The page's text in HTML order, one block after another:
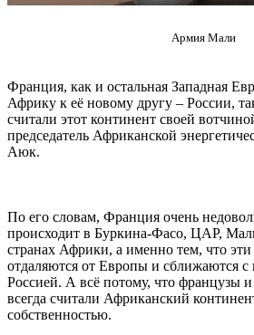
Армия Мали
Франция, как и остальная Западная
Африку к её новому другу – России,
считали этот континент своей
председатель Африканской
Аюк.
По его словам, Франция очень
происходит в Буркина-Фасо, ЦАР,
странах Африки, а именно тем, что
отдаляются от Европы и сближаются с
Россией. А всё потому, что французы
всегда считали Африканский
собственностью.